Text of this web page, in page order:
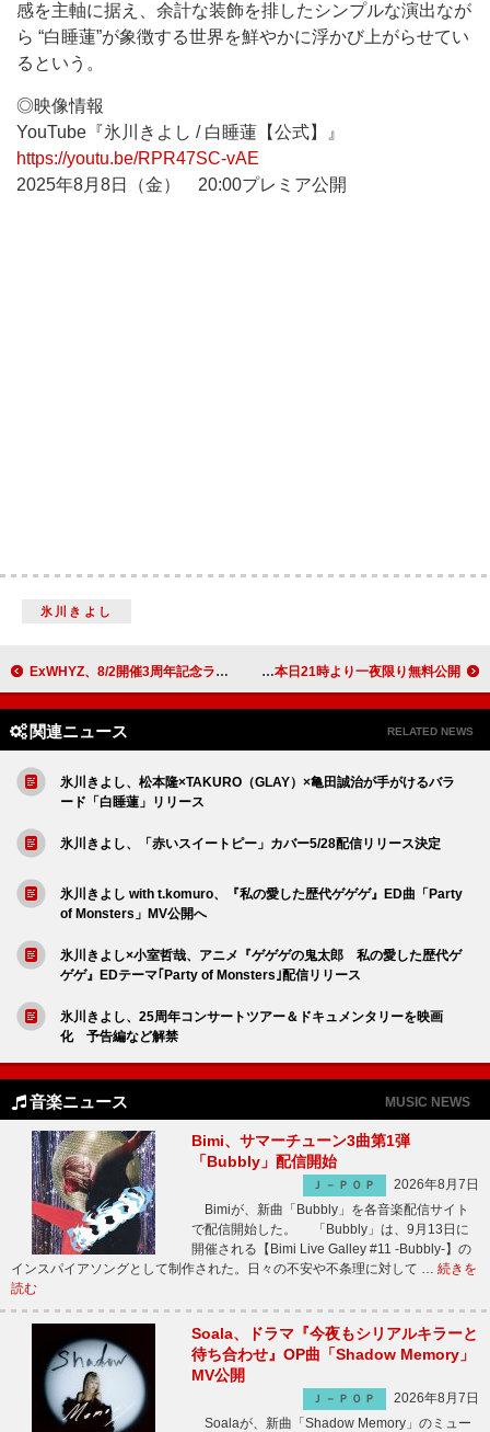
感を主軸に据え、余計な装飾を排したシンプルな演出なが
ら “白睡蓮”が象徴する世界を鮮やかに浮かび上がらせてい
るという。
◎映像情報
YouTube『氷川きよし / 白睡蓮【公式】』
https://youtu.be/RPR47SC-vAE
2025年8月8日（金） 20:00プレミア公開
氷川きよし
ExWHYZ、8/2開催3周年記念ライブより最新シングル「iD」ライブ映像公開 竹内アンナ、Zeppワンマン本日21時より一夜限り無料公開
関連ニュース RELATED NEWS
氷川きよし、松本隆×TAKURO（GLAY）×亀田誠治が手がけるバラ
ード「白睡蓮」リリース
氷川きよし、「赤いスイートピー」カバー5/28配信リリース決定
氷川きよし with t.komuro、『私の愛した歴代ゲゲゲ』ED曲「Party
of Monsters」MV公開へ
氷川きよし×小室哲哉、アニメ『ゲゲゲの鬼太郎 私の愛した歴代ゲ
ゲゲ』EDテーマ｢Party of Monsters｣配信リリース
氷川きよし、25周年コンサートツアー＆ドキュメンタリーを映画
化 予告編など解禁
音楽ニュース MUSIC NEWS
Bimi、サマーチューン3曲第1弾
「Bubbly」配信開始
Ｊ－ＰＯＰ
2026年8月7日
Bimiが、新曲「Bubbly」を各音楽配信サイト
で配信開始した。 「Bubbly」は、9月13日に
開催される【Bimi Live Galley #11 -Bubbly-】の
インスパイアソングとして制作された。日々の不安や不条理に対して … 続きを
読む
Soala、ドラマ『今夜もシリアルキラーと
待ち合わせ』OP曲「Shadow Memory」
MV公開
Ｊ－ＰＯＰ
2026年8月7日
Soalaが、新曲「Shadow Memory」のミュー